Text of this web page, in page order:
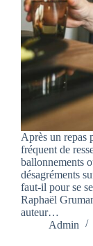
Après un repas
fréquent de
ballonnements
désagréments
faut-il pour se
Raphaël
auteur…
Admin